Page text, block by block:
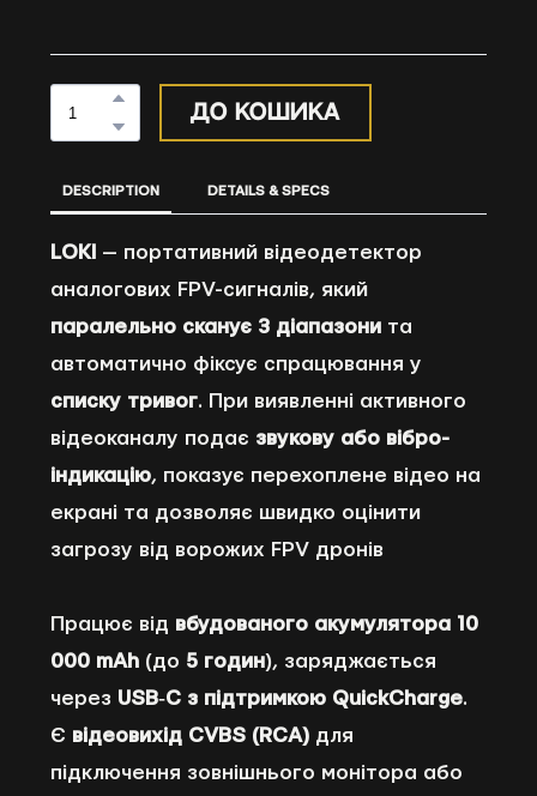
до кошика
DESCRIPTION DETAILS & SPECS
LOKI — портативний відеодетектор
аналогових FPV-сигналів, який
паралельно сканує 3 діапазони та
автоматично фіксує спрацювання у
списку тривог. При виявленні активного
відеоканалу подає звукову або вібро-
індикацію, показує перехоплене відео на
екрані та дозволяє швидко оцінити
загрозу від ворожих FPV дронів
Працює від вбудованого акумулятора 10
000 mAh (до 5 годин), заряджається
через USB‑C з підтримкою QuickCharge.
Є відеовихід CVBS (RCA) для
підключення зовнішнього монітора або